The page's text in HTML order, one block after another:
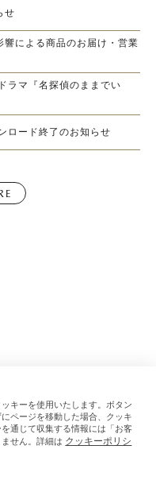
せ
響による商品のお届け・営業
ラマ『名探偵のままでい
ロード終了のお知らせ
キーを使用いたします。ボタン
ページを移動した場合、クッキ
通じて収集する情報には「お客
せん。詳細は クッキーポリシ